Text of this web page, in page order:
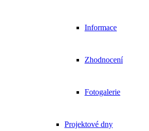
Informace
Zhodnocení
Fotogalerie
Projektové dny